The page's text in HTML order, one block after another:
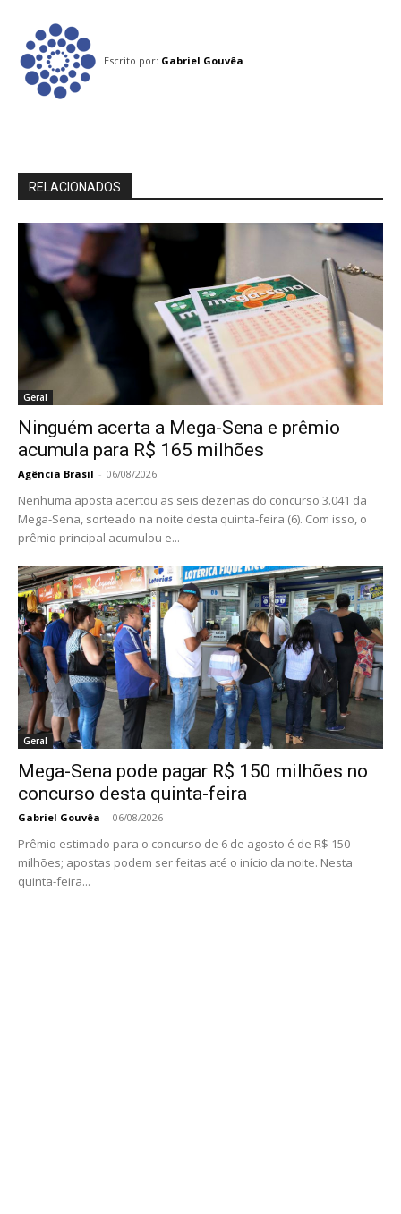
Escrito por: Gabriel Gouvêa
RELACIONADOS
Geral
Ninguém acerta a Mega-Sena e prêmio
acumula para R$ 165 milhões
Agência Brasil - 06/08/2026
Nenhuma aposta acertou as seis dezenas do concurso 3.041 da
Mega-Sena, sorteado na noite desta quinta-feira (6). Com isso, o
prêmio principal acumulou e...
Geral
Mega-Sena pode pagar R$ 150 milhões no
concurso desta quinta-feira
Gabriel Gouvêa - 06/08/2026
Prêmio estimado para o concurso de 6 de agosto é de R$ 150
milhões; apostas podem ser feitas até o início da noite. Nesta
quinta-feira...